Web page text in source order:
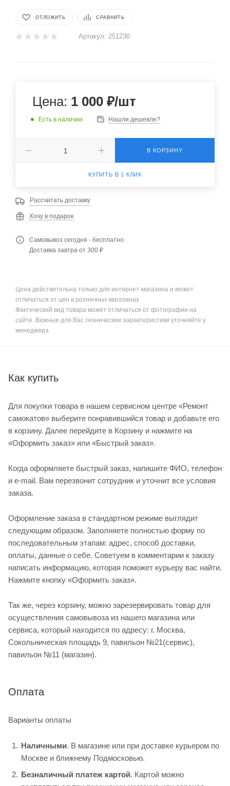
ОТЛОЖИТЬ СРАВНИТЬ
Артикул: 251230
Цена: 1 000 ₽/шт
Есть в наличии Нашли дешевле?
В КОРЗИНУ
КУПИТЬ В 1 КЛИК
Рассчитать доставку
Хочу в подарок
Самовывоз сегодня - бесплатно
Доставка завтра от 300 ₽
Цена действительна только для интернет-магазина и может
отличаться от цен в розничных магазинах
Фактический вид товара может отличаться от фотографии на
сайте. Важные для Вас технические характеристики уточняйте у
менеджера
Как купить
Для покупки товара в нашем сервисном центре «Ремонт
самокатов» выберите понравившийся товар и добавьте его
в корзину. Далее перейдите в Корзину и нажмите на
«Оформить заказ» или «Быстрый заказ».
Когда оформляете быстрый заказ, напишите ФИО, телефон
и e-mail. Вам перезвонит сотрудник и уточнит все условия
заказа.
Оформление заказа в стандартном режиме выглядит
следующим образом. Заполняете полностью форму по
последовательным этапам: адрес, способ доставки,
оплаты, данные о себе. Советуем в комментарии к заказу
написать информацию, которая поможет курьеру вас найти.
Нажмите кнопку «Оформить заказ».
Так же, через корзину, можно зарезервировать товар для
осуществления самовывоза из нашего магазина или
сервиса, который находится по адресу: г. Москва,
Сокольническая площадь 9, павильон №21(сервис),
павильон №11 (магазин).
Оплата
Варианты оплаты
Наличными. В магазине или при доставке курьером по
Москве и ближнему Подмосковью.
Безналичный платеж картой. Картой можно